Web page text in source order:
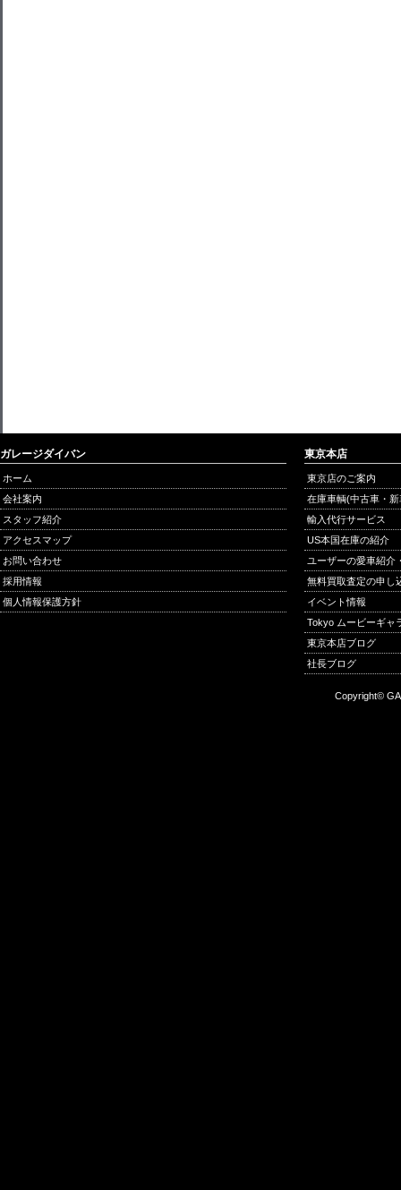
ガレージダイバン
ホーム
会社案内
スタッフ紹介
アクセスマップ
お問い合わせ
採用情報
個人情報保護方針
東京本店
東京店のご案内
在庫車輌(中古車・
輸入代行サービス
US本国在庫の紹介
ユーザーの愛車紹介
無料買取査定の申し
イベント情報
Tokyo ムービーギャ
東京本店ブログ
社長ブログ
Copyright©